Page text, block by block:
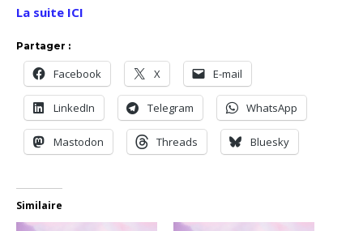
La suite ICI
Partager :
Facebook X E-mail
LinkedIn Telegram WhatsApp
Mastodon Threads Bluesky
Similaire